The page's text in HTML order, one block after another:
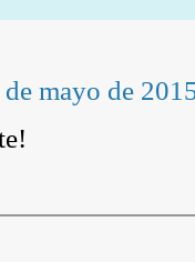
de mayo de